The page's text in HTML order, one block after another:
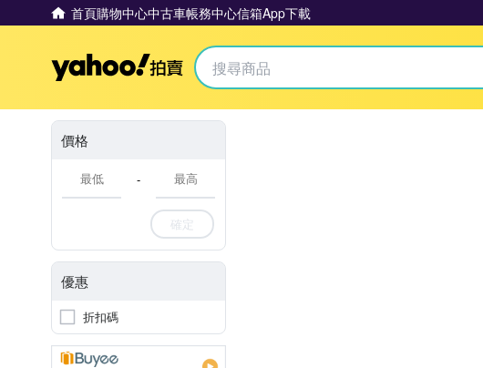
首頁購物中心中古車帳務中心信箱App下載
Yahoo拍賣
價格
-
確定
優惠
折扣碼